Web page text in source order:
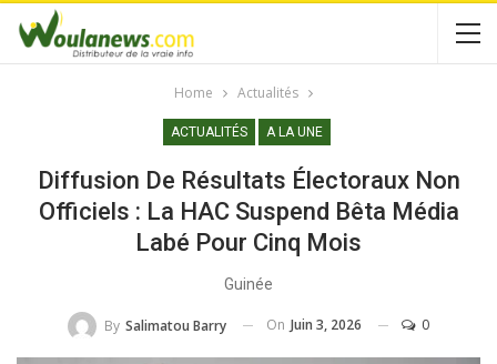
Home Actualités
ACTUALITÉS A LA UNE
Diffusion De Résultats Électoraux Non
Officiels : La HAC Suspend Bêta Média
Labé Pour Cinq Mois
Guinée
By Salimatou Barry On Juin 3, 2026 0